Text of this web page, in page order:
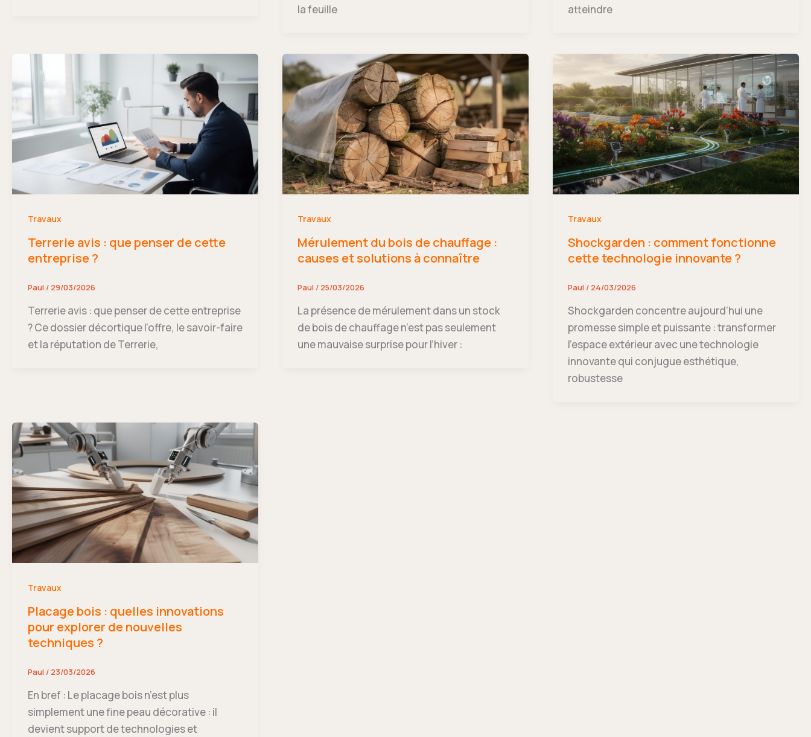
la feuille
atteindre
Travaux
Terrerie avis : que penser de cette
entreprise ?
Paul / 29/03/2026
Terrerie avis : que penser de cette entreprise
? Ce dossier décortique l’offre, le savoir-faire
et la réputation de Terrerie,
Travaux
Mérulement du bois de chauffage :
causes et solutions à connaître
Paul / 25/03/2026
La présence de mérulement dans un stock
de bois de chauffage n’est pas seulement
une mauvaise surprise pour l’hiver :
Travaux
Shockgarden : comment fonctionne
cette technologie innovante ?
Paul / 24/03/2026
Shockgarden concentre aujourd’hui une
promesse simple et puissante : transformer
l’espace extérieur avec une technologie
innovante qui conjugue esthétique,
robustesse
Travaux
Placage bois : quelles innovations
pour explorer de nouvelles
techniques ?
Paul / 23/03/2026
En bref : Le placage bois n’est plus
simplement une fine peau décorative : il
devient support de technologies et